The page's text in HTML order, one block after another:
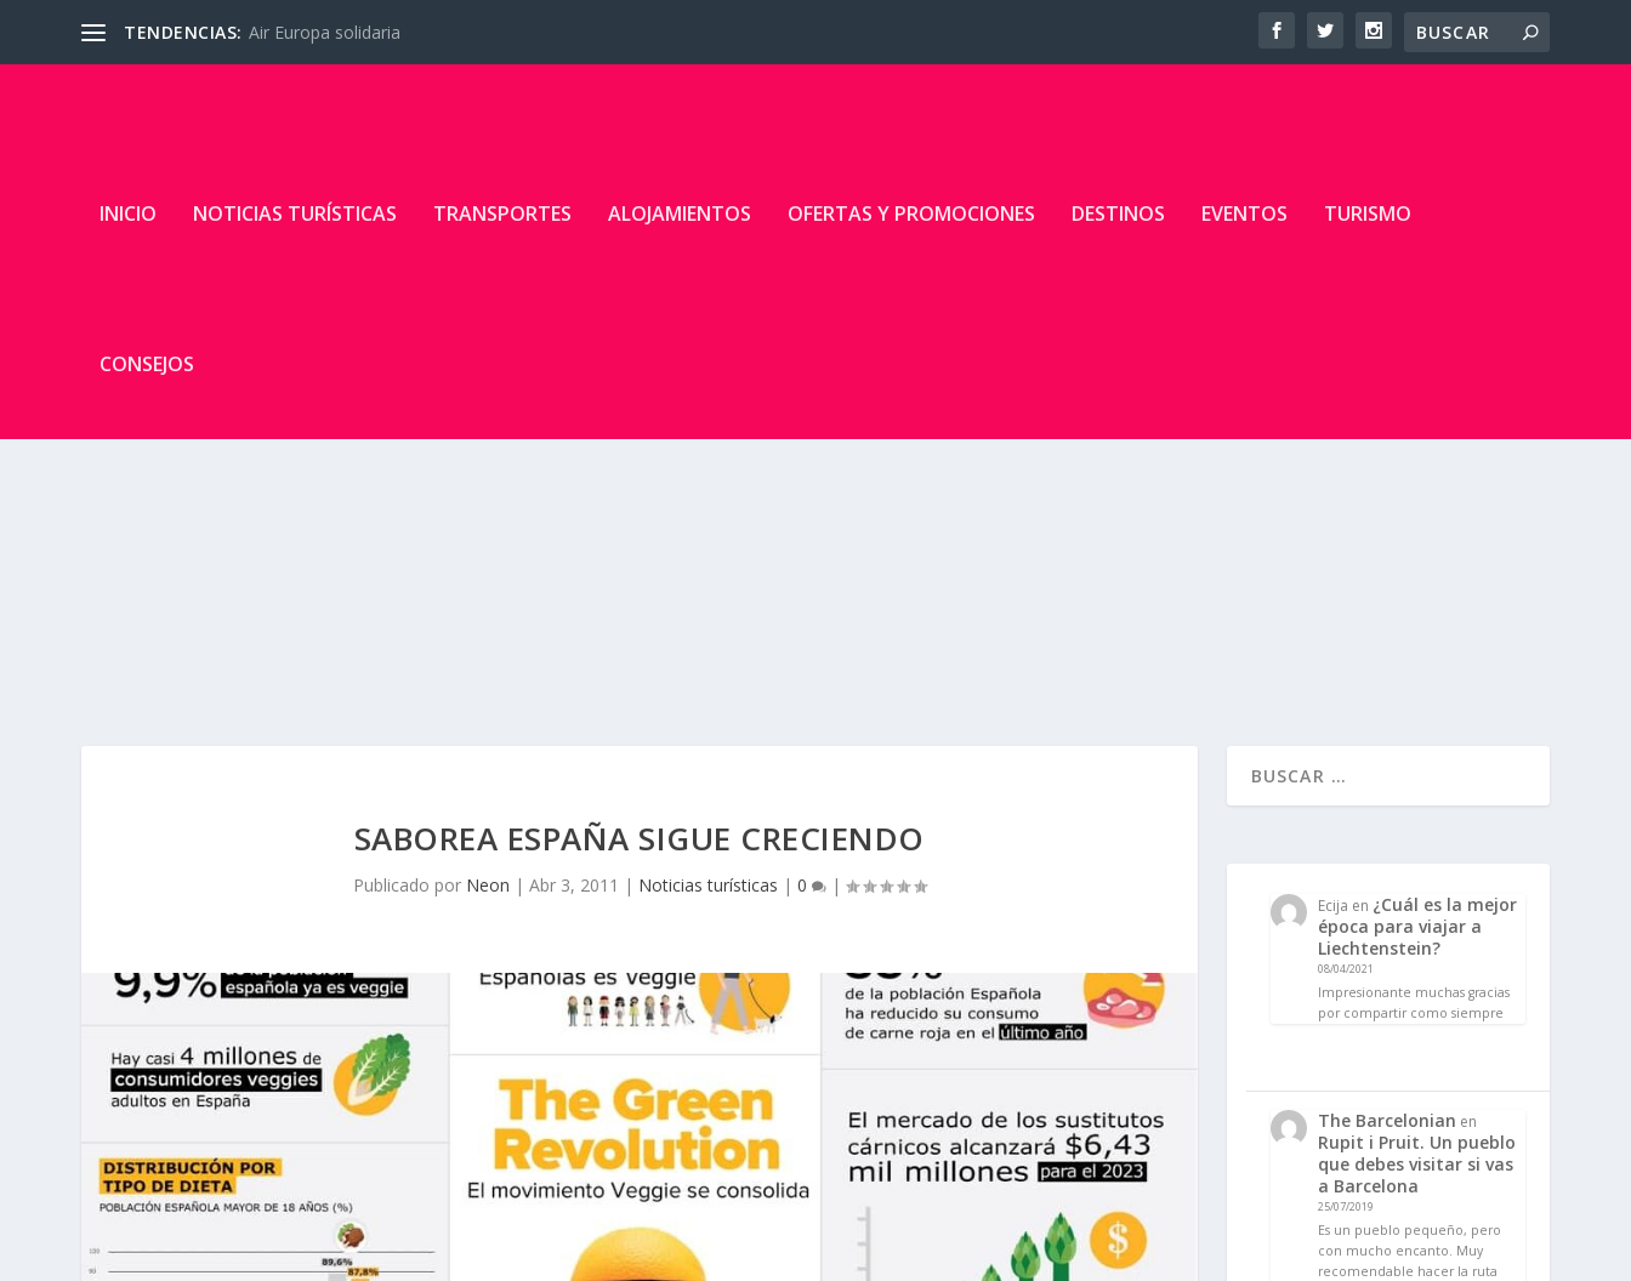
TENDENCIAS: Air Europa solidaria
INICIO NOTICIAS TURÍSTICAS TRANSPORTES ALOJAMIENTOS OFERTAS Y PROMOCIONES DESTINOS EVENTOS TURISMO
CONSEJOS
SABOREA ESPAÑA SIGUE CRECIENDO
Publicado por Neon | Abr 3, 2011 | Noticias turísticas | 0 |
Ecija en ¿Cuál es la mejor
época para viajar a
Liechtenstein?
08/04/2021
Impresionante muchas gracias
por compartir como siempre
The Barcelonian en
Rupit i Pruit. Un pueblo
que debes visitar si vas
a Barcelona
25/07/2019
Es un pueblo pequeño, pero
con mucho encanto. Muy
recomendable hacer la ruta